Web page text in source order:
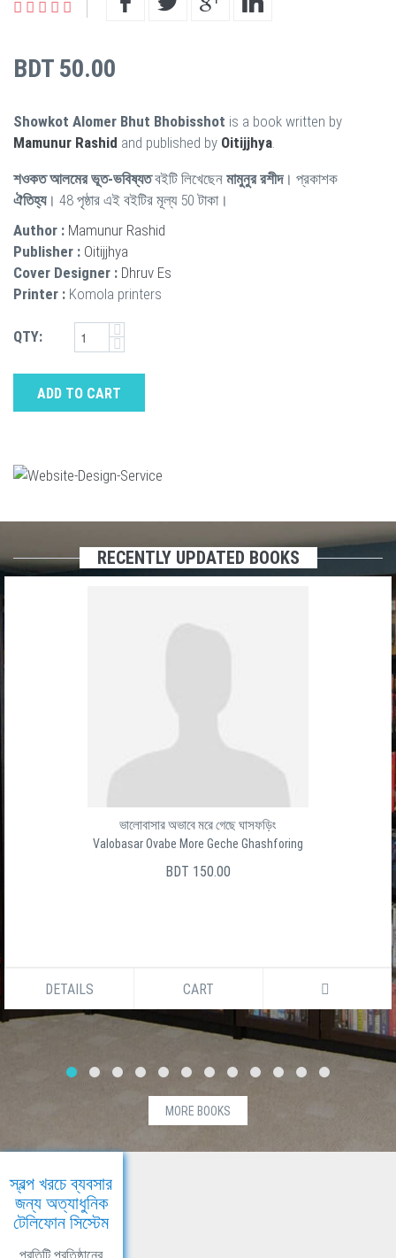
BDT 50.00
Showkot Alomer Bhut Bhobisshot is a book written by
Mamunur Rashid and published by Oitijjhya
শওকত আলমের ভূত-ভবিষ্যতবইটি লিখেছেন মামুনুর রশীদ। প্রকাশক
ঐতিহ্য। 48 পৃষ্ঠার এই বইটির মূল্য 50 টাকা।
Author : Mamunur Rashid
Publisher : Oitijjhya
Cover Designer : Dhruv Es
Printer : Komola printers
QTY:
ADD TO CART
RECENTLY UPDATED BOOKS
ভালোবাসার অভাবে মরে গেছে ঘাসফড়িং
Valobasar Ovabe More Geche Ghashforing
BDT 150.00
DETAILS CART
MORE BOOKS
স্বল্প খরচে ব্যবসার
জন্য অত্যাধুনিক
টেলিফোন সিস্টেম